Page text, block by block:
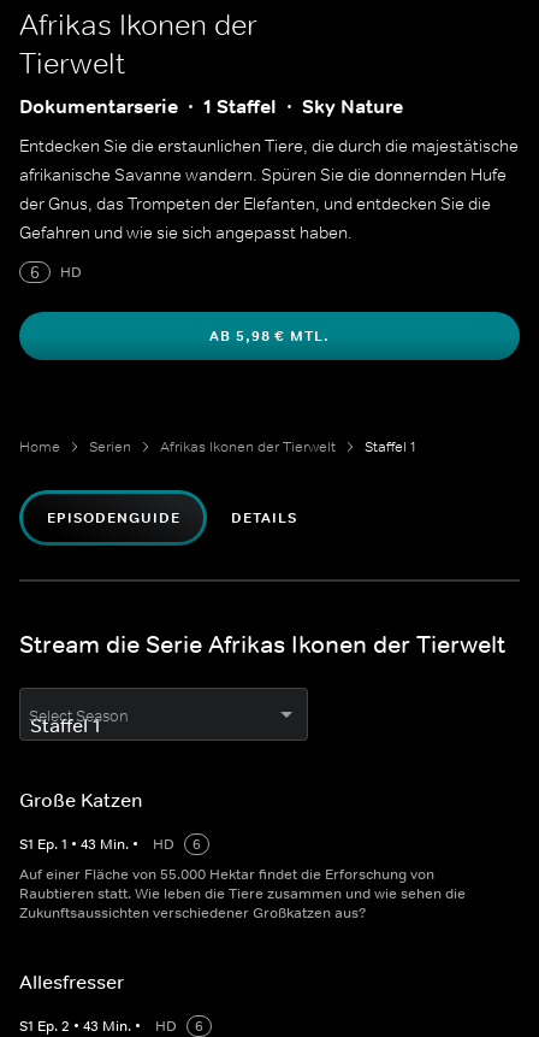
Afrikas Ikonen der
Tierwelt
Dokumentarserie 1 Staffel Sky Nature
Entdecken Sie die erstaunlichen Tiere, die durch die majestätische
afrikanische Savanne wandern. Spüren Sie die donnernden Hufe
der Gnus, das Trompeten der Elefanten, und entdecken Sie die
Gefahren und wie sie sich angepasst haben.
6
HD
AB 5,98 € MTL.
Home Serien Afrikas Ikonen der Tierwelt Staffel 1
EPISODENGUIDE DETAILS
Stream die Serie Afrikas Ikonen der Tierwelt
Select Season
Große Katzen
S1 Ep.1 • 43 Min. • HD
6
Auf einer Fläche von 55.000 Hektar findet die Erforschung von
Raubtieren statt. Wie leben die Tiere zusammen und wie sehen die
Zukunftsaussichten verschiedener Großkatzen aus?
Allesfresser
S1 Ep.2 • 43 Min. • HD
6